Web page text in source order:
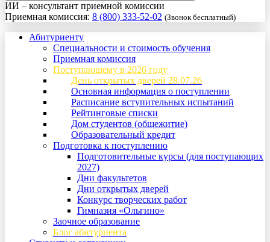
ИИ – консультант приемной комиссии
Приемная комиссия: 8 (800) 333-52-02 (Звонок бесплатный)
Абитуриенту
Специальности и стоимость обучения
Приемная комиссия
Поступающему в 2026 году
День открытых дверей 28.07.26
Основная информация о поступлении
Расписание вступительных испытаний
Рейтинговые списки
Дом студентов (общежитие)
Образовательный кредит
Подготовка к поступлению
Подготовительные курсы (для поступающих
2027)
Дни факультетов
Дни открытых дверей
Конкурс творческих работ
Гимназия «Ольгино»
Заочное образование
Блог абитуриента